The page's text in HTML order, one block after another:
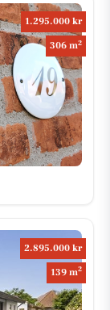
1.295.000 kr
306 m2
2.895.000 kr
139 m2